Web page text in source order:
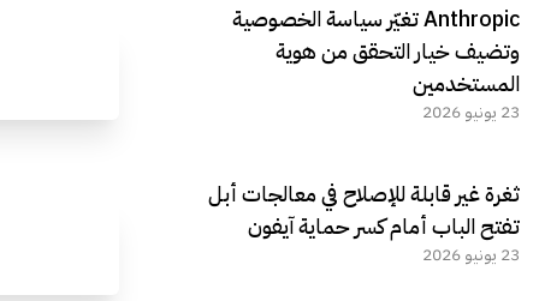
Anthropic تغيّر سياسة الخصوصية
وتضيف خيار التحقق من هوية
المستخدمين
23 يونيو 2026
ثغرة غير قابلة للإصلاح في معالجات أبل
تفتح الباب أمام كسر حماية آيفون
23 يونيو 2026